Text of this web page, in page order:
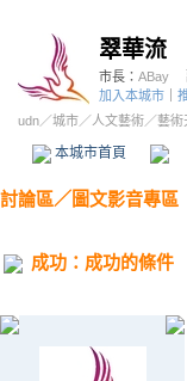
翠華流
市長： ABay
加入本城市
udn／城市／人文藝術／藝術
本城市首頁
討論區／ 圖文影音專區
成功：成功的條件